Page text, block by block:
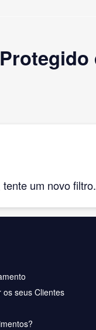
um novo filtro.
os seus Clientes